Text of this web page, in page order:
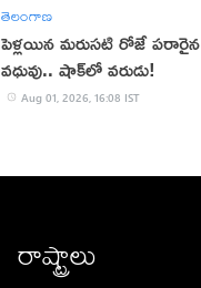
తెలంగాణ
పెళ్లయిన మరుసటి రోజే పరారైన
వధువు.. షాక్‌లో వరుడు!
Aug 01, 2026, 16:08 IST
రాష్ట్రాలు